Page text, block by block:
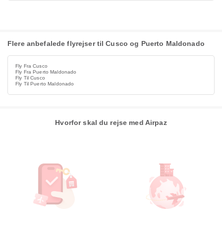
Flere anbefalede flyrejser til Cusco og Puerto Maldonado
Fly Fra Cusco
Fly Fra Puerto Maldonado
Fly Til Cusco
Fly Til Puerto Maldonado
Hvorfor skal du rejse med Airpaz